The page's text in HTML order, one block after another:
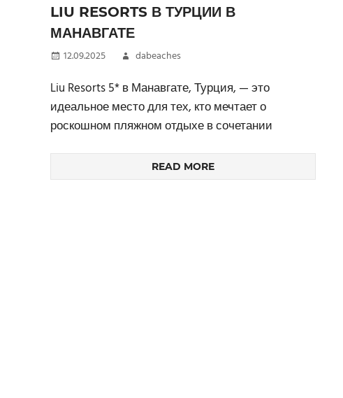
LIU RESORTS В ТУРЦИИ В
МАНАВГАТЕ
12.09.2025 dabeaches
Liu Resorts 5* в Манавгате, Турция, — это
идеальное место для тех, кто мечтает о
роскошном пляжном отдыхе в сочетании
READ MORE